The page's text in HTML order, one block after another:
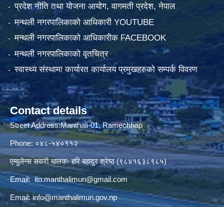
प्रदेश नीति तथा योजना आयोग, वागमती प्रदेश, नेपाल
मन्थली नगरपालिकाको आधिकारी YOUTUBE
मन्थली नगरपालिकाको आधिकारीक FACEBOOK
मन्थली नगरपालिकाको वृतचित्र
स्वास्थ्य संस्थामा कार्यारत कार्यालय प्रमुखहरुको सम्पर्क विवरण
Contact details
Street Address:Manthali-01, Ramechhap
Phone: ०४८-५४०११२
एम्वुलेन्स सवारी चालकः हरि बहादुर श्रेष्ठ (९८४१६३८९८५)
Email:ito.manthalimun@gmail.com
Email:info@manthalimun.gov.np